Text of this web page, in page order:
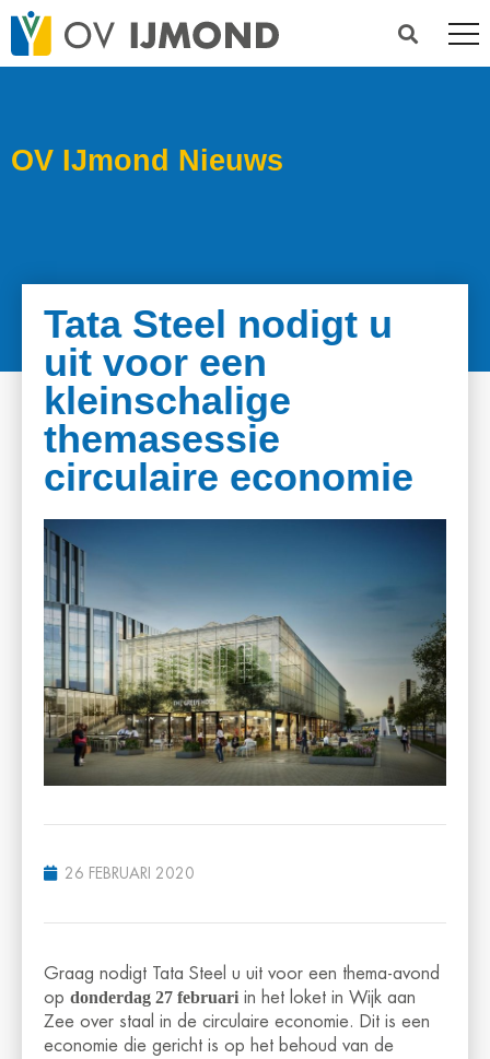
OV IJmond Nieuws
Tata Steel nodigt u
uit voor een
kleinschalige
themasessie
circulaire economie
26 FEBRUARI 2020
Graag nodigt Tata Steel u uit voor een thema-avond
op donderdag 27 februari in het loket in Wijk aan
Zee over staal in de circulaire economie. Dit is een
economie die gericht is op het behoud van de